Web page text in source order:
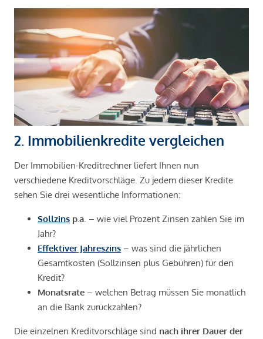
2. Immobilienkredite vergleichen
Der Immobilien-Kreditrechner liefert Ihnen nun
verschiedene Kreditvorschläge. Zu jedem dieser Kredite
sehen Sie drei wesentliche Informationen:
Sollzins p.a . – wie viel Prozent Zinsen zahlen Sie im
Jahr?
Effektiver Jahreszins – was sind die jährlichen
Gesamtkosten (Sollzinsen plus Gebühren) für den
Kredit?
Monatsrate – welchen Betrag müssen Sie monatlich
an die Bank zurückzahlen?
Die einzelnen Kreditvorschläge sind nach ihrer Dauer der